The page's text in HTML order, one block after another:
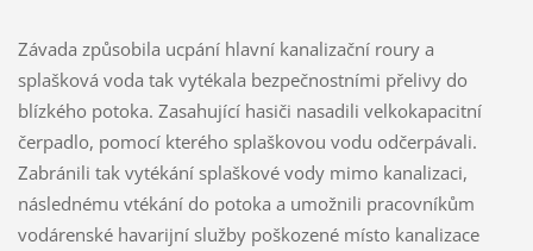
Závada způsobila ucpání hlavní kanalizační roury a
splašková voda tak vytékala bezpečnostními přelivy do
blízkého potoka. Zasahující hasiči nasadili velkokapacitní
čerpadlo, pomocí kterého splaškovou vodu odčerpávali.
Zabránili tak vytékání splaškové vody mimo kanalizaci,
následnému vtékání do potoka a umožnili pracovníkům
vodárenské havarijní služby poškozené místo kanalizace